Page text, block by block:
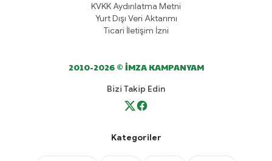
KVKK Aydınlatma Metni
Yurt Dışı Veri Aktarımı
Ticari İletişim İzni
2010-2026 © İMZA KAMPANYAM
Bizi Takip Edin
Kategoriler